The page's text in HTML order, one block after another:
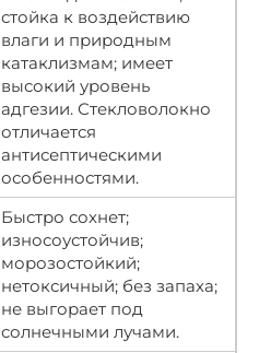
стойка к воздействию
влаги и природным
катаклизмам; имеет
высокий уровень
адгезии. Стекловолокно
отличается
антисептическими
особенностями.
Быстро сохнет;
износоустойчив;
морозостойкий;
нетоксичный; без запаха;
не выгорает под
солнечными лучами.